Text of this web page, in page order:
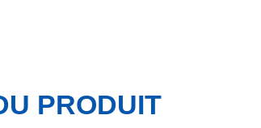
PRODUIT